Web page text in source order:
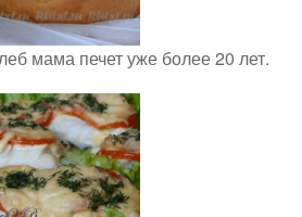
мама печет уже более 20 лет.